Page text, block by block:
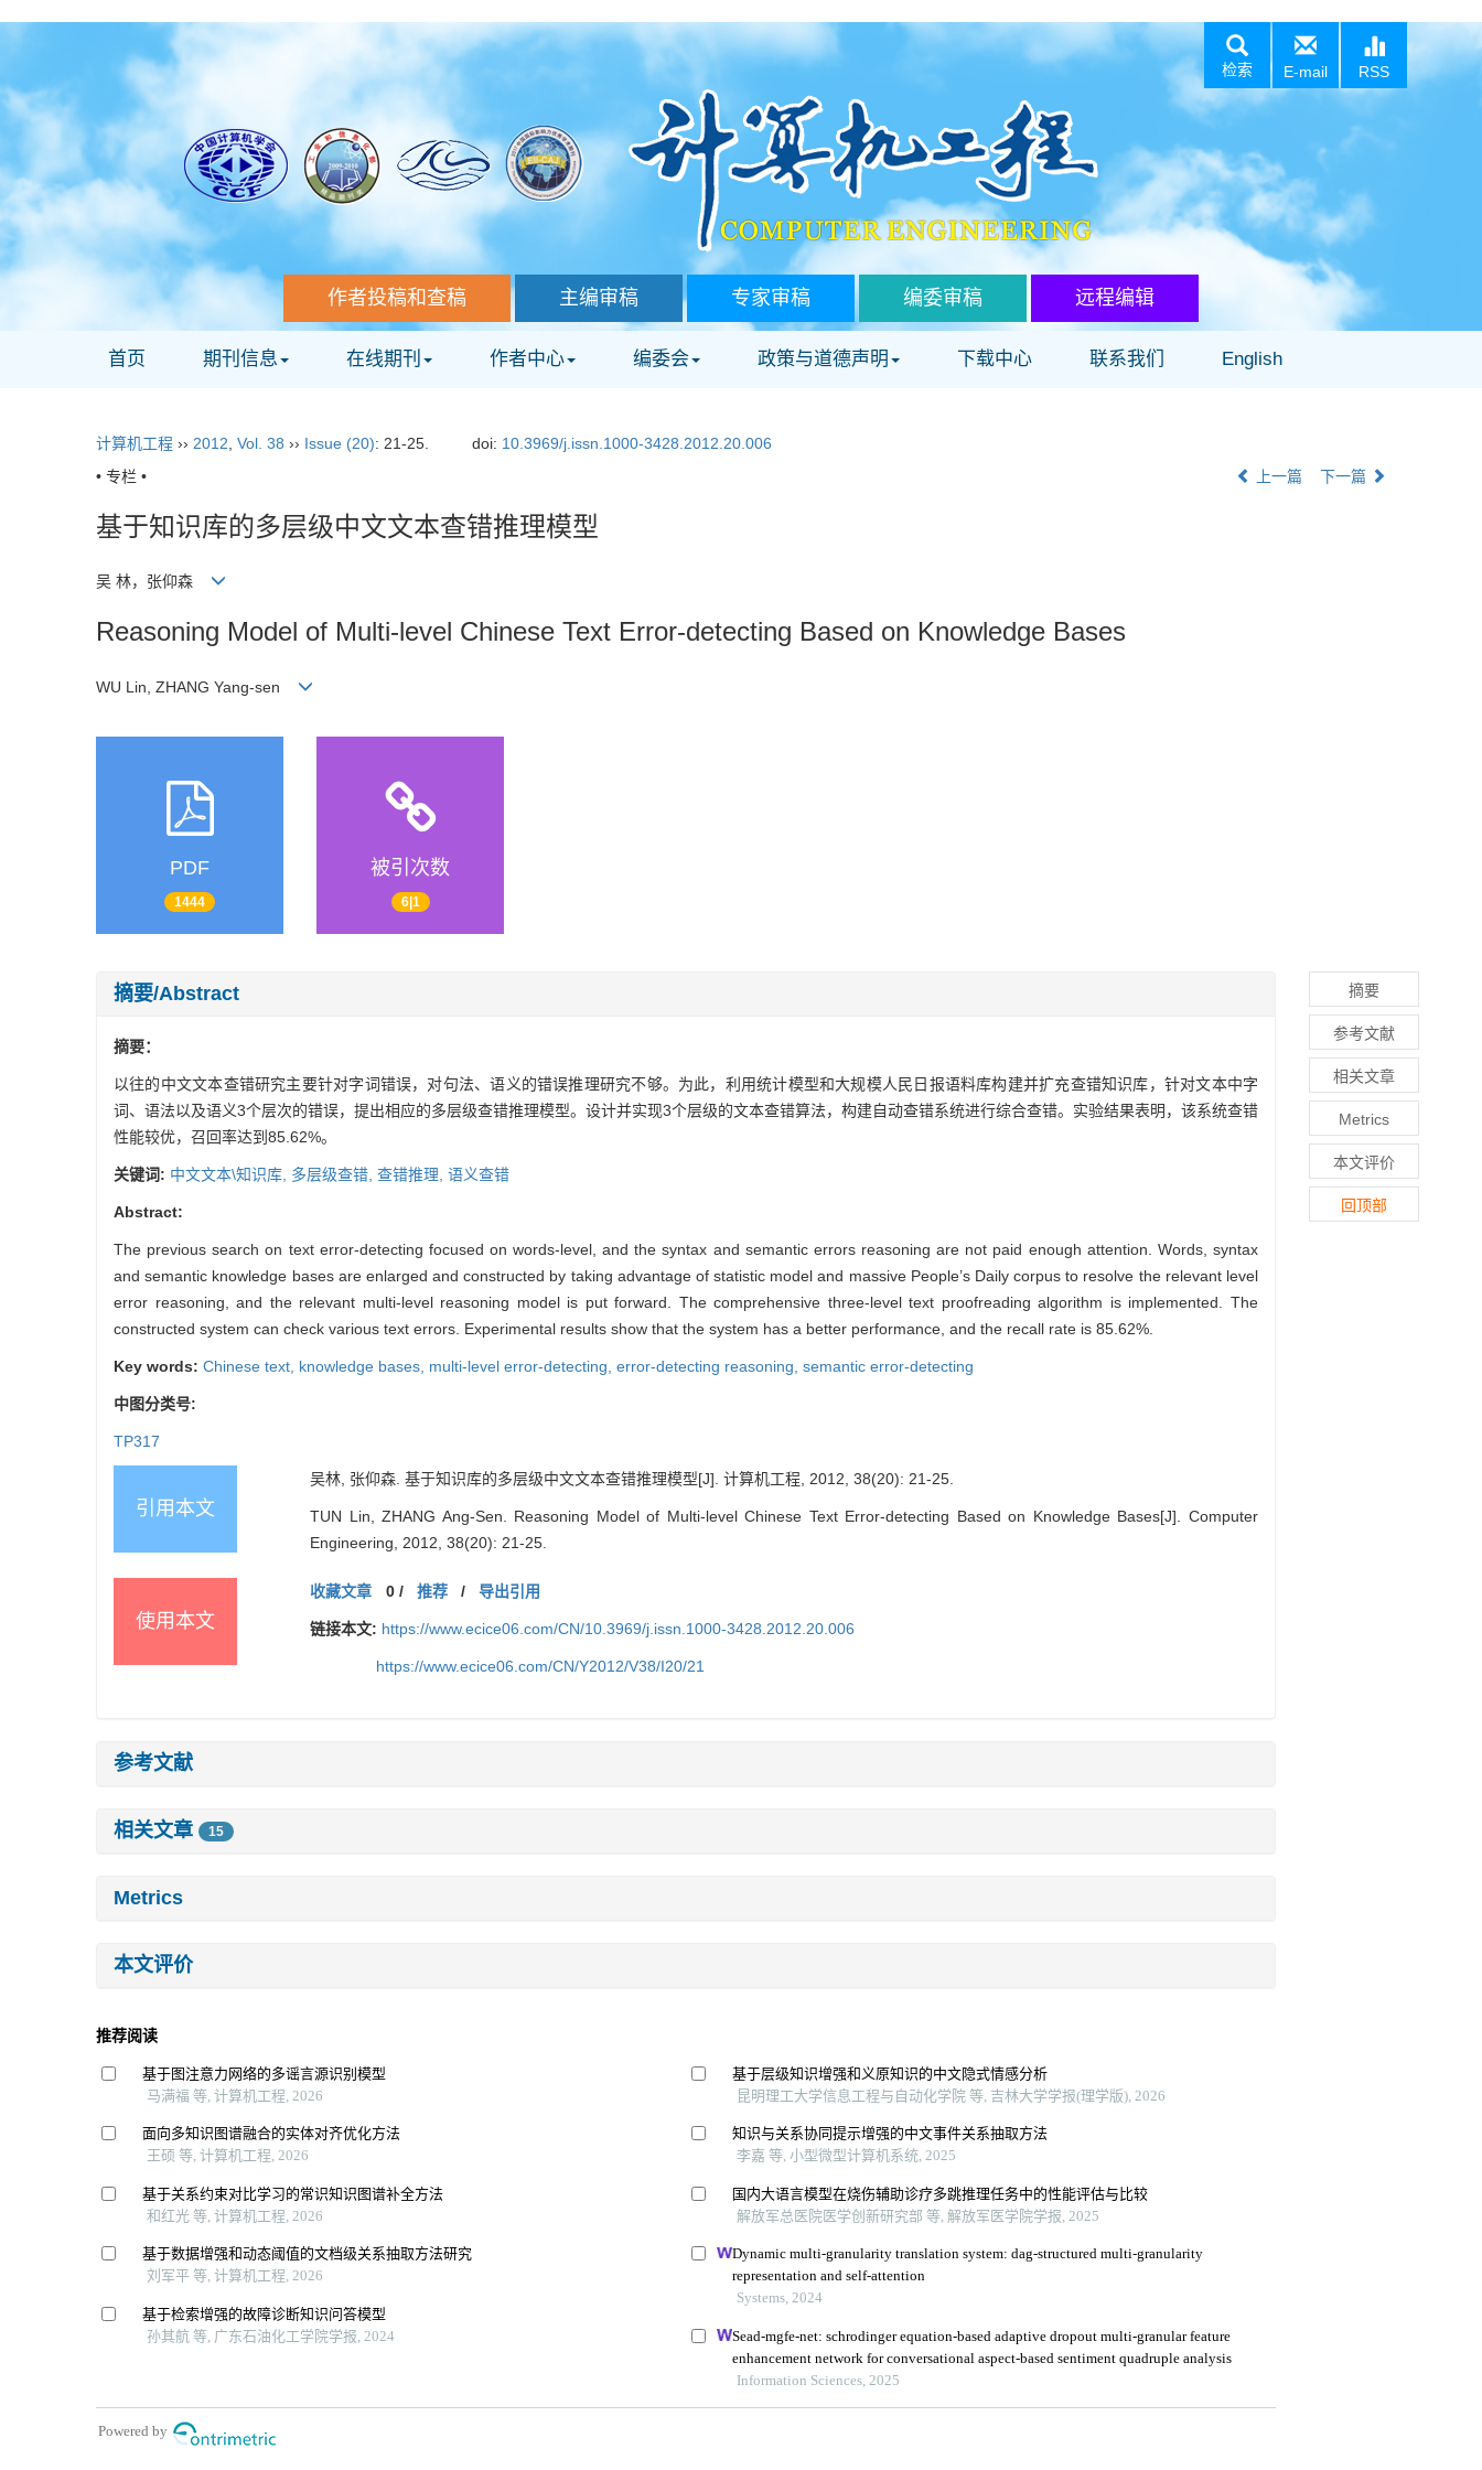
检索 E-mail RSS
作者投稿和查稿 主编审稿 专家审稿 编委审稿 远程编辑
首页 期刊信息 在线期刊 作者中心 编委会 政策与道德声明 下载中心 联系我们 English
计算机工程 ›› 2012 Vol. 38 ›› Issue (20): 21-25. doi: 10.3969/j.issn.1000-3428.2012.20.006
• 专栏 •
上一篇 下一篇
基于知识库的多层级中文文本查错推理模型
吴 林，张仰森
Reasoning Model of Multi-level Chinese Text Error-detecting Based on Knowledge Bases
WU Lin, ZHANG Yang-sen
PDF
1444
被引次数
6|1
摘要/Abstract
摘要：
以往的中文文本查错研究主要针对字词错误，对句法、语义的错误推理研究不够。为此，利用统计模型和大规模人民日报语料库构建并扩充查错知识库，针对文本中字
词、语法以及语义3个层次的错误，提出相应的多层级查错推理模型。设计并实现3个层级的文本查错算法，构建自动查错系统进行综合查错。实验结果表明，该系统查错
性能较优，召回率达到85.62%。
关键词: 中文文本\知识库, 多层级查错, 查错推理, 语义查错
Abstract:
The previous search on text error-detecting focused on words-level, and the syntax and semantic errors reasoning are not paid enough attention. Words, syntax
and semantic knowledge bases are enlarged and constructed by taking advantage of statistic model and massive People’s Daily corpus to resolve the relevant level
error reasoning, and the relevant multi-level reasoning model is put forward. The comprehensive three-level text proofreading algorithm is implemented. The
constructed system can check various text errors. Experimental results show that the system has a better performance, and the recall rate is 85.62%.
Key words: Chinese text, knowledge bases, multi-level error-detecting, error-detecting reasoning, semantic error-detecting
中图分类号:
TP317
引用本文
吴林, 张仰森. 基于知识库的多层级中文文本查错推理模型[J]. 计算机工程, 2012, 38(20): 21-25.
TUN Lin, ZHANG Ang-Sen. Reasoning Model of Multi-level Chinese Text Error-detecting Based on Knowledge Bases[J]. Computer
Engineering, 2012, 38(20): 21-25.
使用本文
收藏文章 0/ 推荐 /导出引用
链接本文: https://www.ecice06.com/CN/10.3969/j.issn.1000-3428.2012.20.006
https://www.ecice06.com/CN/Y2012/V38/I20/21
参考文献
相关文章 15
Metrics
本文评价
摘要
参考文献
相关文章
Metrics
本文评价
回顶部